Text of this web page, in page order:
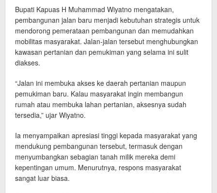
Bupati Kapuas H Muhammad Wiyatno mengatakan,
pembangunan jalan baru menjadi kebutuhan strategis untuk
mendorong pemerataan pembangunan dan memudahkan
mobilitas masyarakat. Jalan-jalan tersebut menghubungkan
kawasan pertanian dan pemukiman yang selama ini sulit
diakses.
“Jalan ini membuka akses ke daerah pertanian maupun
pemukiman baru. Kalau masyarakat ingin membangun
rumah atau membuka lahan pertanian, aksesnya sudah
tersedia,” ujar Wiyatno.
Ia menyampaikan apresiasi tinggi kepada masyarakat yang
mendukung pembangunan tersebut, termasuk dengan
menyumbangkan sebagian tanah milik mereka demi
kepentingan umum. Menurutnya, respons masyarakat
sangat luar biasa.